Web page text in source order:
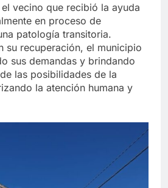
vecino que recibió la ayuda
en proceso de
patología transitoria.
su recuperación, el municipio
sus demandas y brindando
las posibilidades de la
la atención humana y